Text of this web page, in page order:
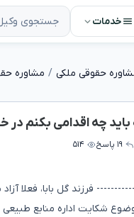
خدمات
حقوقی ملکی مشاوره
باید چه اقدامی بکنم
۱۹ پاسخ ۵۱۴
شکایت اداره منابع طبیعی